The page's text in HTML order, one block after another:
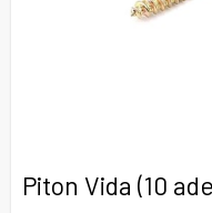
Piton Vida (10